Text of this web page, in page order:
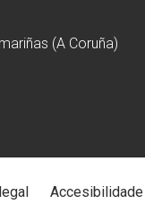
(A Coruña)
Accesibilidade